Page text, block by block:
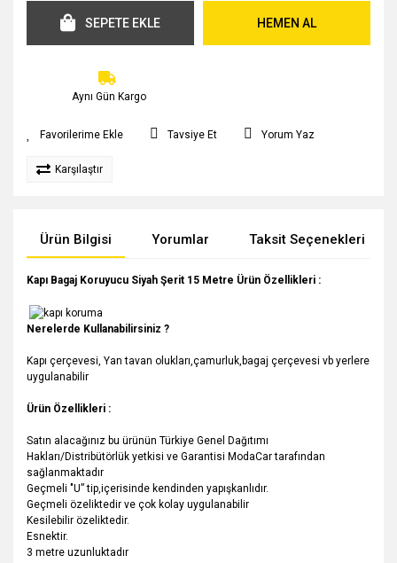
SEPETE EKLE HEMEN AL
Aynı Gün Kargo
Tavsiye Et Yorum Yaz
Karşılaştır
Ürün Bilgisi Yorumlar Taksit Seçenekleri
Kapı Bagaj Koruyucu Siyah Şerit 15 Metre Ürün Özellikleri :
Nerelerde Kullanabilirsiniz ?
Kapı çerçevesi, Yan tavan olukları,çamurluk,bagaj çerçevesi vb yerlere
uygulanabilir
Ürün Özellikleri :
Satın alacağınız bu ürünün Türkiye Genel Dağıtımı
Hakları/Distribütörlük yetkisi ve Garantisi ModaCar tarafından
sağlanmaktadır
Geçmeli "U” tip,içerisinde kendinden yapışkanlıdır.
Geçmeli özeliktedir ve çok kolay uygulanabilir
Kesilebilir özeliktedir.
Esnektir.
3 metre uzunluktadır